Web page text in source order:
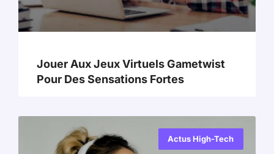
Jouer Aux Jeux Virtuels Gametwist
Pour Des Sensations Fortes
Actus High-Tech